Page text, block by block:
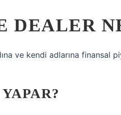
DEALER
ve kendi adlarına finansal